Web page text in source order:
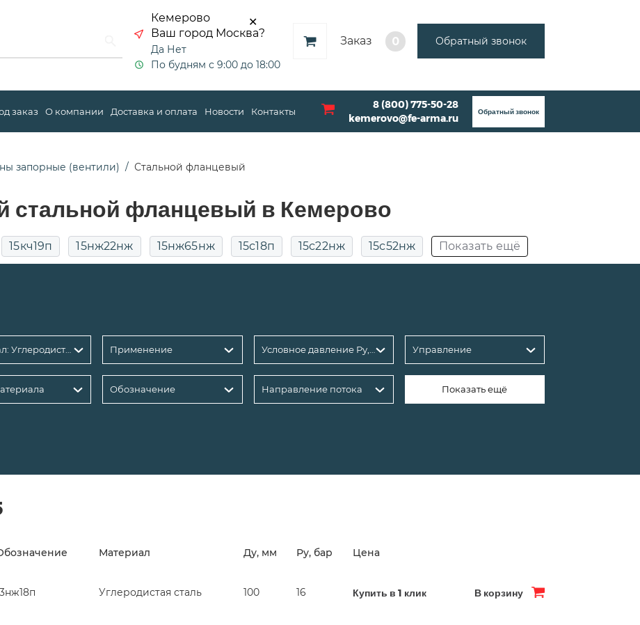
Кемерово
✕
Ваш город Москва?
Да Нет
По будням с 9:00 до 18:00
Заказ 0 Обратный звонок
заказ О компании Доставка и оплата Новости Контакты
8 (800) 775-50-28
kemerovo@fe-arma.ru
Обратный звонок
запорные (вентили) Стальной фланцевый
стальной фланцевый в Кемерово
15кч19п 15нж22нж 15нж65нж 15с18п 15с22нж 15с52нж Показать ещё
Применение Управление
Обозначение Направление потока Показать ещё
Материал Ду, мм Ру, бар Цена
Углеродистая сталь 100 16 Купить в 1 клик В корзину